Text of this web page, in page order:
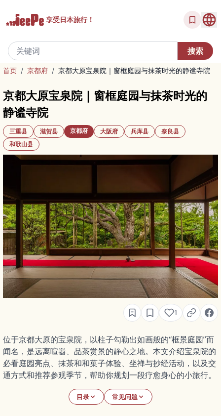
享受日本旅行！
首页 / 京都府 / 京都大原宝泉院｜窗框庭园与抹茶时光的静谧寺院
京都大原宝泉院｜窗框庭园与抹茶时光的
静谧寺院
三重县 滋贺县 京都府 大阪府 兵库县
奈良县
和歌山县
1
位于京都大原的宝泉院，以柱子勾勒出如画般的“框景庭园”而
闻名，是远离喧嚣、品茶赏景的静心之地。本文介绍宝泉院的
必看庭园亮点、抹茶和和菓子体验、坐禅与抄经活动，以及交
通方式和推荐参观季节，帮助你规划一段疗愈身心的小旅行。
目录 常见问题